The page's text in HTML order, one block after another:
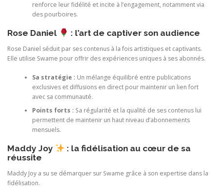
renforce leur fidélité et incite à l’engagement, notamment via
des pourboires.
Rose Daniel : l’art de captiver son audience
Rose Daniel séduit par ses contenus à la fois artistiques et captivants.
Elle utilise Swame pour offrir des expériences uniques à ses abonnés.
Sa stratégie : Un mélange équilibré entre publications
exclusives et diffusions en direct pour maintenir un lien fort
avec sa communauté.
Points forts : Sa régularité et la qualité de ses contenus lui
permettent de maintenir un haut niveau d’abonnements
mensuels.
Maddy Joy : la fidélisation au cœur de sa
réussite
Maddy Joy a su se démarquer sur Swame grâce à son expertise dans la
fidélisation.